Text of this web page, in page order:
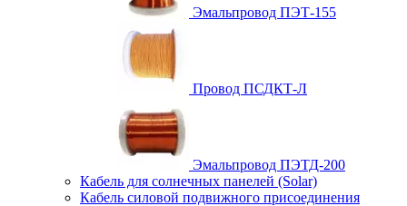
Эмальпровод ПЭТ-155
Провод ПСДКТ-Л
Эмальпровод ПЭТД-200
Кабель для солнечных панелей (Solar)
Кабель силовой подвижного присоединения